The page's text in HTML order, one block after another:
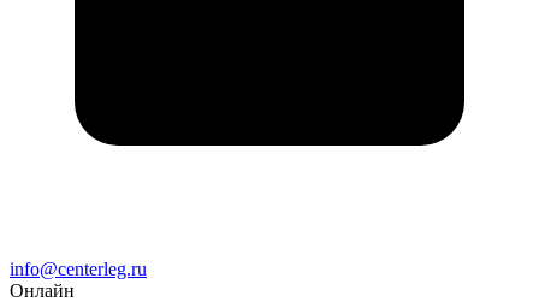
Email
info@centerleg.ru
Онлайн